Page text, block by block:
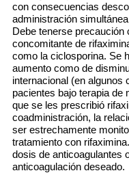
con consecuencias
administración
Debe tenerse
concomitante de
como la ciclosporina. Se
aumento como de
internacional (en algunos
pacientes bajo terapia de
que se les prescribió
coadministración, la
ser estrechamente
tratamiento con
dosis de anticoagulantes
anticoagulación deseado.